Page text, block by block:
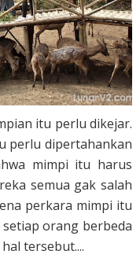
itu perlu dikejar.
perlu dipertahankan
mimpi itu harus
semua gak salah
perkara mimpi itu
orang berbeda
tersebut....